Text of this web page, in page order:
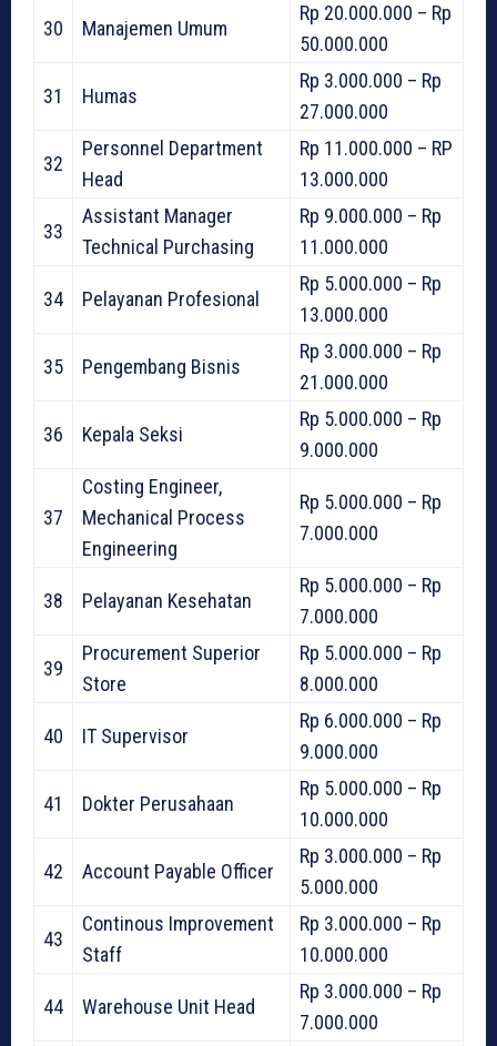
30 Manajemen Umum
Rp 20.000.000 – Rp
50.000.000
31 Humas
Rp 3.000.000 – Rp
27.000.000
32
Personnel Department
Head
Rp 11.000.000 – RP
13.000.000
33
Assistant Manager
Technical Purchasing
Rp 9.000.000 – Rp
11.000.000
34 Pelayanan Profesional
Rp 5.000.000 – Rp
13.000.000
35 Pengembang Bisnis
Rp 3.000.000 – Rp
21.000.000
36 Kepala Seksi
Rp 5.000.000 – Rp
9.000.000
37
Costing Engineer,
Mechanical Process
Engineering
Rp 5.000.000 – Rp
7.000.000
38 Pelayanan Kesehatan
Rp 5.000.000 – Rp
7.000.000
39
Procurement Superior
Store
Rp 5.000.000 – Rp
8.000.000
40 IT Supervisor
Rp 6.000.000 – Rp
9.000.000
41 Dokter Perusahaan
Rp 5.000.000 – Rp
10.000.000
42 Account Payable Officer
Rp 3.000.000 – Rp
5.000.000
43
Continous Improvement
Staff
Rp 3.000.000 – Rp
10.000.000
44 Warehouse Unit Head
Rp 3.000.000 – Rp
7.000.000